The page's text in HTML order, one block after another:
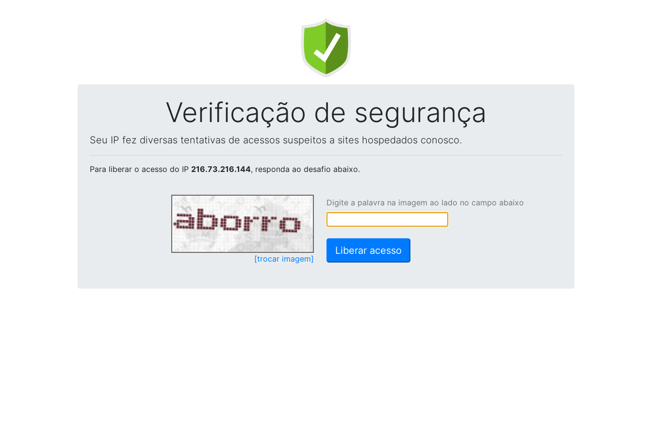
Verificação de segurança
Seu IP fez diversas tentativas de acessos suspeitos a sites hospedados conosco.
Para liberar o acesso do IP 216.73.216.144, responda ao desafio abaixo.
[trocar imagem]
Digite a palavra na imagem ao lado no campo abaixo